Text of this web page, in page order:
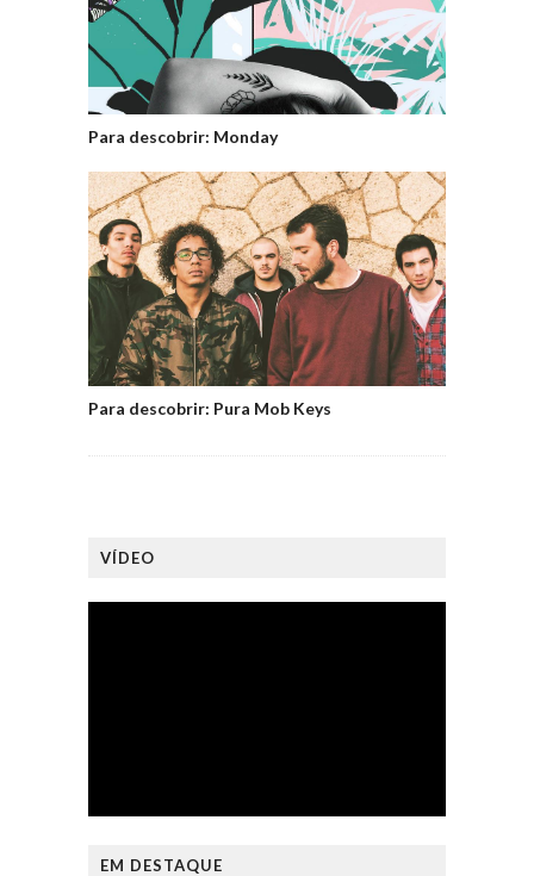
Para descobrir: Monday
Para descobrir: Pura Mob Keys
VÍDEO
EM DESTAQUE